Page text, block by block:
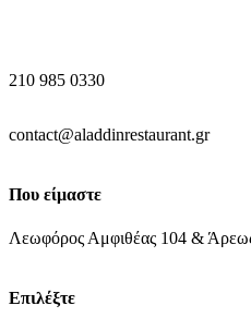
210 985 0330
contact@aladdinrestaurant.gr
Που είμαστε
Λεωφόρος Αμφιθέας 104 &
Επιλέξτε